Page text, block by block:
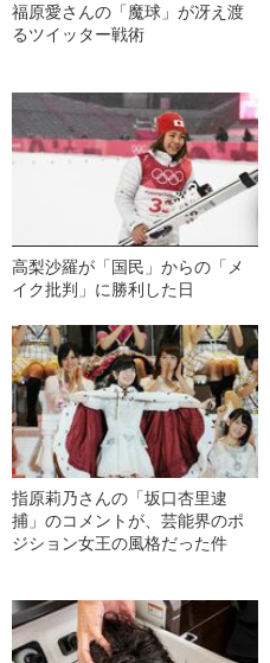
福原愛さんの「魔球」が冴え渡
るツイッター戦術
高梨沙羅が「国民」からの「メ
イク批判」に勝利した日
指原莉乃さんの「坂口杏里逮
捕」のコメントが、芸能界のポ
ジション女王の風格だった件